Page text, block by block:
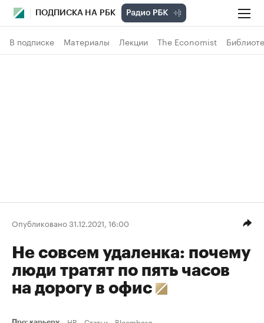
ПОДПИСКА НА РБК
В подписке Материалы Лекции The Economist
Опубликовано 31.12.2021, 16:00
Не совсем удаленка: почему
люди тратят по пять часов
на дорогу в офис